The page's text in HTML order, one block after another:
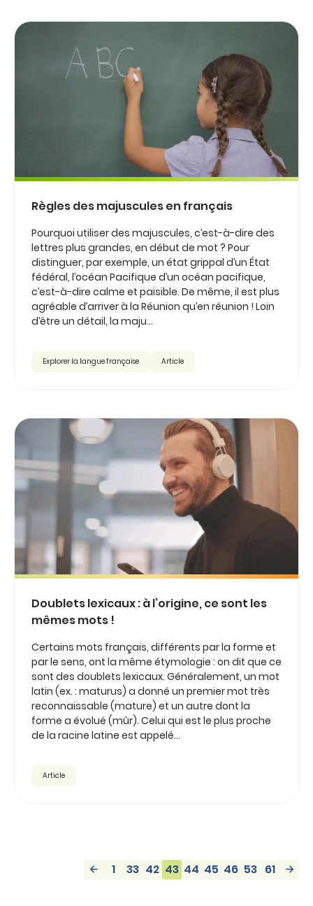
Règles des majuscules en français
Pourquoi utiliser des majuscules, c’est-à-dire des
lettres plus grandes, en début de mot ? Pour
distinguer, par exemple, un état grippal d’un État
fédéral, l’océan Pacifique d’un océan pacifique,
c’est-à-dire calme et paisible. De même, il est plus
agréable d’arriver à la Réunion qu’en réunion ! Loin
d’être un détail, la maju...
Explorer la langue française Article
Doublets lexicaux : à l’origine, ce sont les
mêmes mots !
Certains mots français, différents par la forme et
par le sens, ont la même étymologie : on dit que ce
sont des doublets lexicaux. Généralement, un mot
latin (ex. : maturus) a donné un premier mot très
reconnaissable (mature) et un autre dont la
forme a évolué (mûr). Celui qui est le plus proche
de la racine latine est appelé...
Article
1 33 42 43 44 45 46 53 61